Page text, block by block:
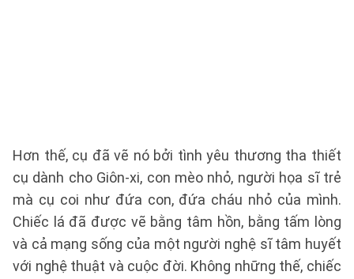
Hơn thế, cụ đã vẽ nó bởi tình yêu thương tha thiết
cụ dành cho Giôn-xi, con mèo nhỏ, người họa sĩ trẻ
mà cụ coi như đứa con, đứa cháu nhỏ của mình.
Chiếc lá đã được vẽ bằng tâm hồn, bằng tấm lòng
và cả mạng sống của một người nghệ sĩ tâm huyết
với nghệ thuật và cuộc đời. Không những thế, chiếc